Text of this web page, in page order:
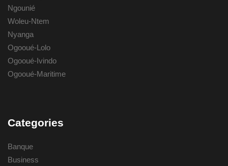
Ngounié
Woleu-Ntem
Nyanga
Ogooué-Lolo
Ogooué-Ivindo
Ogooué-Maritime
Categories
Banque
Business